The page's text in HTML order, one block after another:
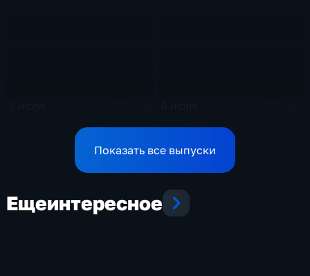
Показать все выпуски
Ещеинтересное